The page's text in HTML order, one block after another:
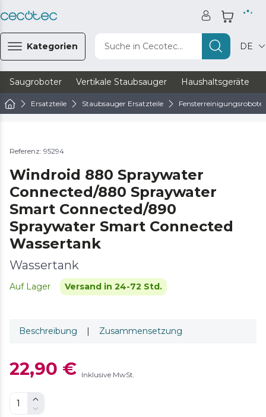
Kategorien Suche in Cecotec... DE
Saugroboter Vertikale Staubsauger Haushaltsgeräte
Ersatzteile Staubsauger Ersatzteile
Referenz: 95294
Windroid 880 Spraywater
Connected/880 Spraywater
Smart Connected/890
Spraywater Smart Connected
Wassertank
Wassertank
Auf Lager Versand in 24-72 Std.
Beschreibung | Zusammensetzung
22,90 € Inklusive MwSt.